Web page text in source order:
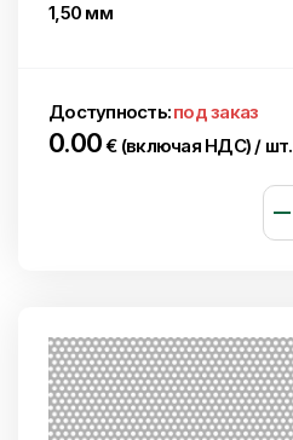
1,50 мм
Доступность:под заказ
0.00€ (включая НДС) / шт.